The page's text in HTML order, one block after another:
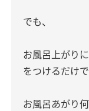
でも、
お風呂上がり
をつけるだけ
お風呂あがり